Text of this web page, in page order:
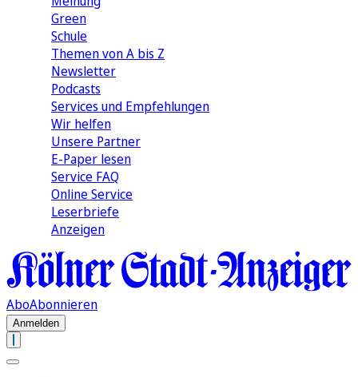
Green
Schule
Themen von A bis Z
Newsletter
Podcasts
Services und Empfehlungen
Wir helfen
Unsere Partner
E-Paper lesen
Service FAQ
Online Service
Leserbriefe
Anzeigen
AboAbonnieren
Anmelden